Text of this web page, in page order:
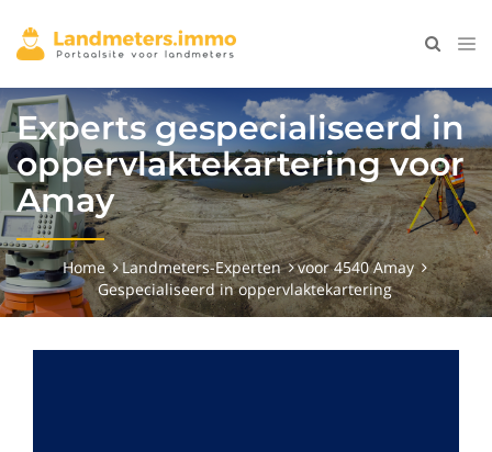
Experts gespecialiseerd in
oppervlaktekartering voor
Amay
Home Landmeters-Experten
voor 4540 Amay
Gespecialiseerd in oppervlaktekartering